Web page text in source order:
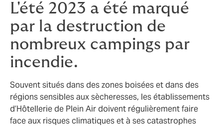
L'été 2023 a été marqué
par la destruction de
nombreux campings par
incendie.
Souvent situés dans des zones boisées et dans des
régions sensibles aux sècheresses, les établissements
d’Hôtellerie de Plein Air doivent régulièrement faire
face aux risques climatiques et à ses catastrophes